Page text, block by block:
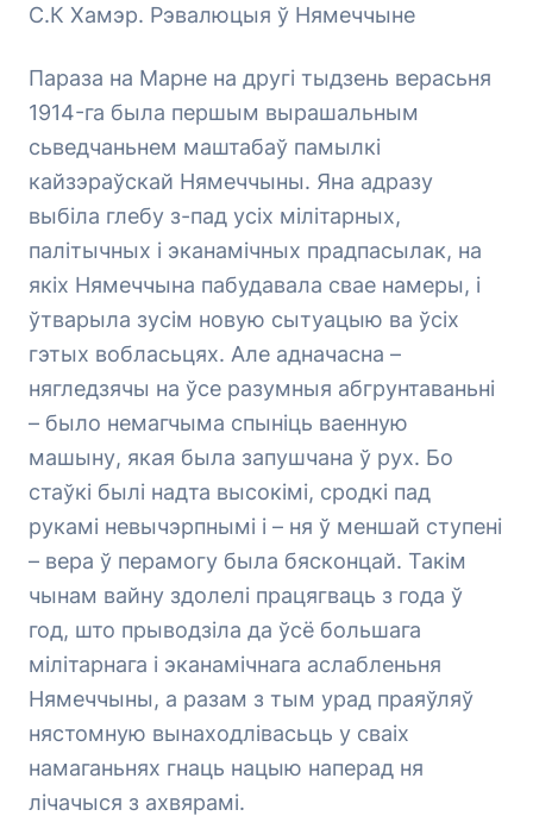
С.К Хамэр. Рэвалюцыя ў Нямеччыне
Параза на Марне на другі тыдзень верасьня
1914-га была першым вырашальным
сьведчаньнем маштабаў памылкі
кайзэраўскай Нямеччыны. Яна адразу
выбіла глебу з-пад усіх мілітарных,
палітычных і эканамічных прадпасылак, на
якіх Нямеччына пабудавала свае намеры, і
ўтварыла зусім новую сытуацыю ва ўсіх
гэтых вобласьцях. Але адначасна –
нягледзячы на ўсе разумныя абгрунтаваньні
– было немагчыма спыніць ваенную
машыну, якая была запушчана ў рух. Бо
стаўкі былі надта высокімі, сродкі пад
рукамі невычэрпнымі і – ня ў меншай ступені
– вера ў перамогу была бясконцай. Такім
чынам вайну здолелі працягваць з года ў
год, што прыводзіла да ўсё большага
мілітарнага і эканамічнага аслабленьня
Нямеччыны, а разам з тым урад праяўляў
нястомную вынаходлівасьць у сваіх
намаганьнях гнаць нацыю наперад ня
лічачыся з ахвярамі.